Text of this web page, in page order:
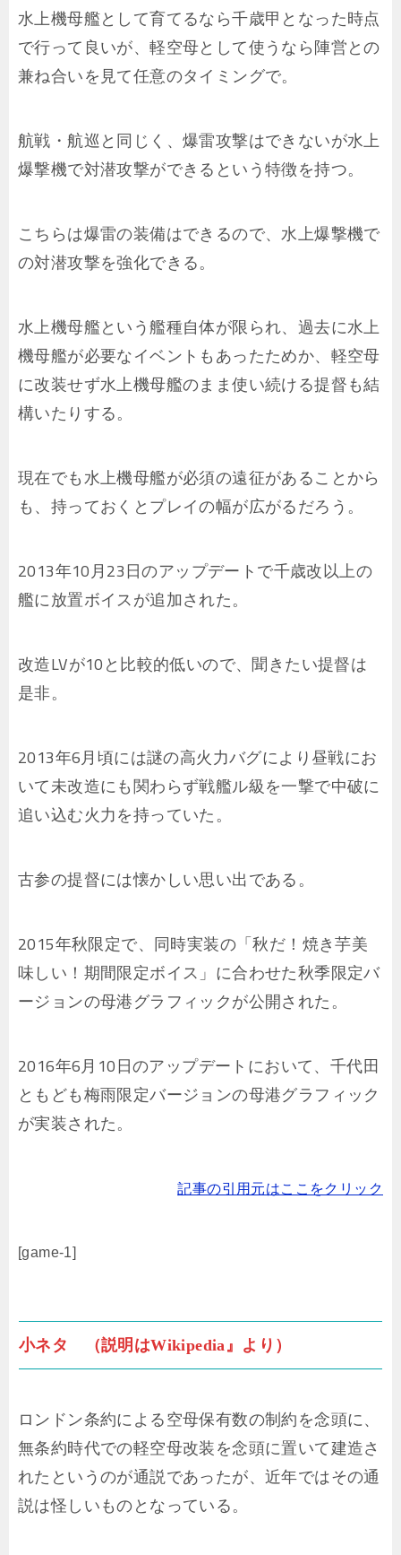
水上機母艦として育てるなら千歳甲となった時点
で行って良いが、軽空母として使うなら陣営との
兼ね合いを見て任意のタイミングで。
航戦・航巡と同じく、爆雷攻撃はできないが水上
爆撃機で対潜攻撃ができるという特徴を持つ。
こちらは爆雷の装備はできるので、水上爆撃機で
の対潜攻撃を強化できる。
水上機母艦という艦種自体が限られ、過去に水上
機母艦が必要なイベントもあったためか、軽空母
に改装せず水上機母艦のまま使い続ける提督も結
構いたりする。
現在でも水上機母艦が必須の遠征があることから
も、持っておくとプレイの幅が広がるだろう。
2013年10月23日のアップデートで千歳改以上の
艦に放置ボイスが追加された。
改造LVが10と比較的低いので、聞きたい提督は
是非。
2013年6月頃には謎の高火力バグにより昼戦にお
いて未改造にも関わらず戦艦ル級を一撃で中破に
追い込む火力を持っていた。
古参の提督には懐かしい思い出である。
2015年秋限定で、同時実装の「秋だ！焼き芋美
味しい！期間限定ボイス」に合わせた秋季限定バ
ージョンの母港グラフィックが公開された。
2016年6月10日のアップデートにおいて、千代田
ともども梅雨限定バージョンの母港グラフィック
が実装された。
記事の引用元はここをクリック
[game-1]
小ネタ （説明はWikipedia』より）
ロンドン条約による空母保有数の制約を念頭に、
無条約時代での軽空母改装を念頭に置いて建造さ
れたというのが通説であったが、近年ではその通
説は怪しいものとなっている。